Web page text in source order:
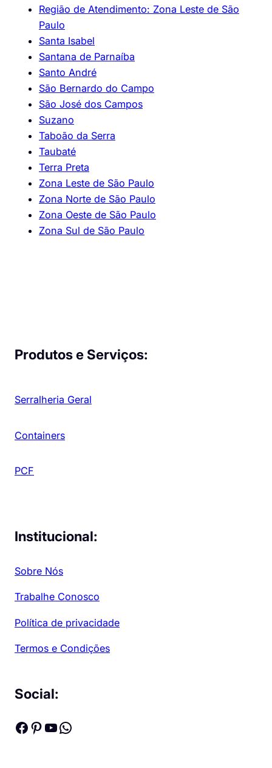
Região de Atendimento: Zona Leste de São
Paulo
Santa Isabel
Santana de Parnaíba
Santo André
São Bernardo do Campo
São José dos Campos
Suzano
Taboão da Serra
Taubaté
Terra Preta
Zona Leste de São Paulo
Zona Norte de São Paulo
Zona Oeste de São Paulo
Zona Sul de São Paulo
Produtos e Serviços:
Serralheria Geral
Containers
PCF
Institucional:
Sobre Nós
Trabalhe Conosco
Política de privacidade
Termos e Condições
Social:
Facebook Pinterest Youtube WhatsApp